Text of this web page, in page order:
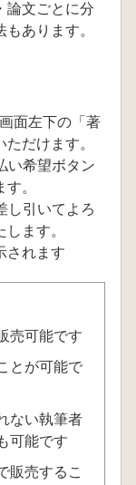
論文ごとに分
あります。
面左下の「著
だけます。
い希望ボタン
。
し引いてよろ
ます。
されます
売可能です
とが可能で
ない執筆者
可能です
販売するこ